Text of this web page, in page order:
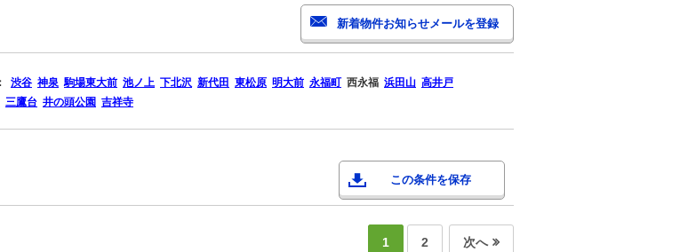
渋谷 神泉 駒場東大前 池ノ上 下北沢 新代田 東松原 明大前 永福町 西永福 浜田山 高井戸
三鷹台 井の頭公園 吉祥寺
この条件を保存
1 2 次へ